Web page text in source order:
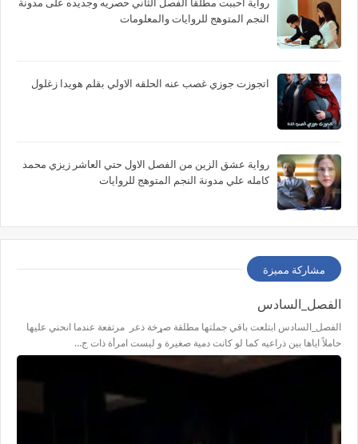
النجم المتوهج للروايات والمعلومات
اتجوزت جوزي غصب عنه الحلقه الاولي بقلم هويدا زغلول
رواية عشق الزين من الفصل الاول حتي العاشر زيزي محمد
كامله علي مدونة النجم المتوهج للروايات
مشاركة مميزة
الفصل_السادس
الفصل_السادس ابتلعت باقي جملتها مطلقة صړخة ذعر مرتفعة عندما انحني عليها
حاملاً اياها بين ذراعيه كما لو كانت دمية صغيرة و ليست امرأة ذات ج…